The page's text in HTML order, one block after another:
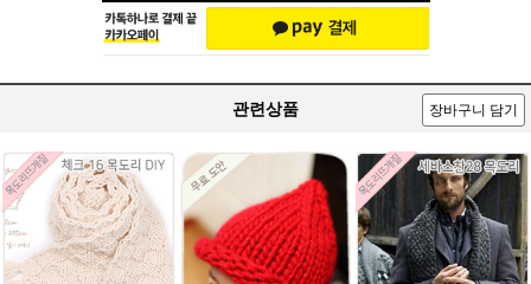
관련상품 장바구니 담기